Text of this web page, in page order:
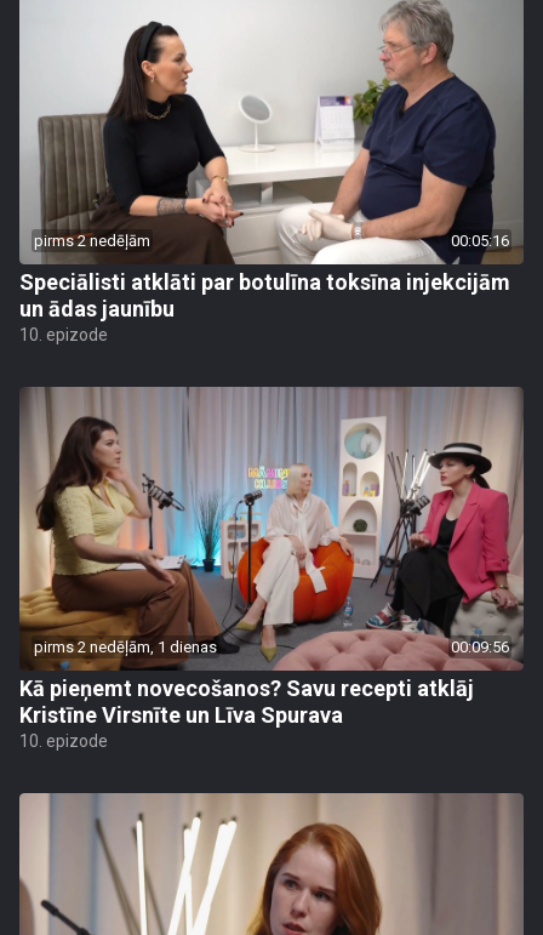
pirms 2 nedēļām 00:05:16
Speciālisti atklāti par botulīna toksīna injekcijām
un ādas jaunību
10. epizode
pirms 2 nedēļām, 1 dienas 00:09:56
Kā pieņemt novecošanos? Savu recepti atklāj
Kristīne Virsnīte un Līva Spurava
10. epizode